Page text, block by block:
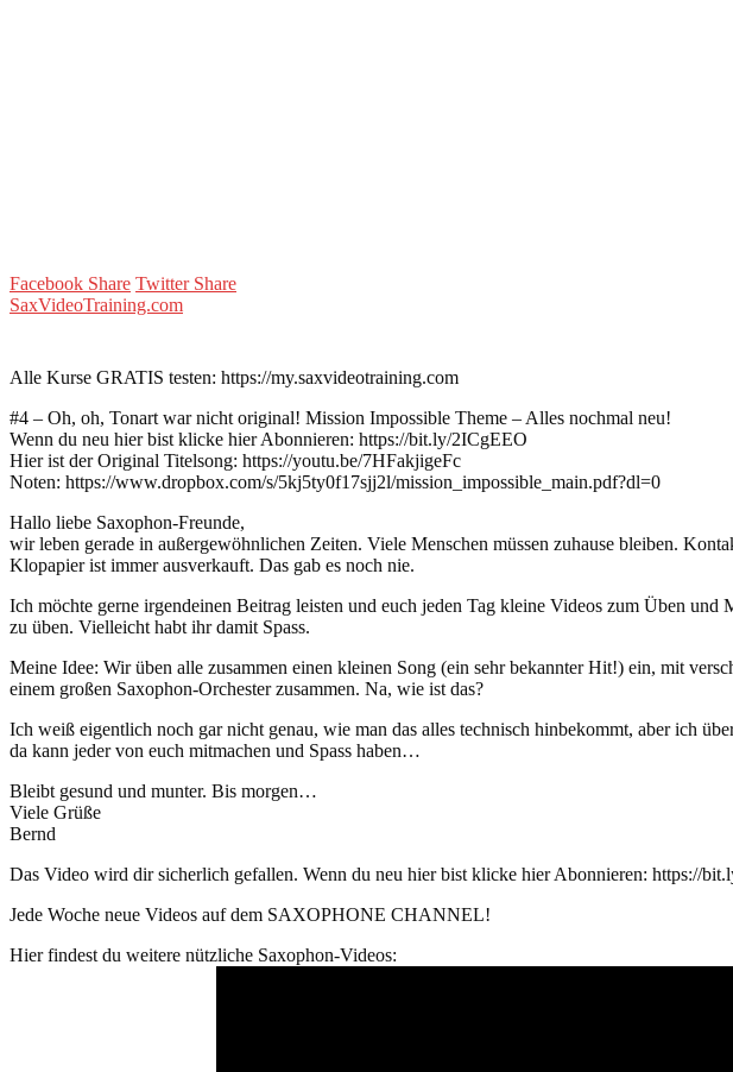
Facebook Share Twitter Share
SaxVideoTraining.com
Alle Kurse GRATIS testen: https://my.saxvideotraining.com
#4 – Oh, oh, Tonart war nicht original! Mission Impossible Theme – Alles nochmal neu!
Wenn du neu hier bist klicke hier Abonnieren: https://bit.ly/2ICgEEO
Hier ist der Original Titelsong: https://youtu.be/7HFakjigeFc
Noten: https://www.dropbox.com/s/5kj5ty0f17sjj2l/mission_impossible_main.pdf?dl=0
Hallo liebe Saxophon-Freunde,
wir leben gerade in außergewöhnlichen Zeiten. Viele Menschen müssen zuhause bleiben.
Klopapier ist immer ausverkauft. Das gab es noch nie.
Ich möchte gerne irgendeinen Beitrag leisten und euch jeden Tag kleine Videos zum Üben
zu üben. Vielleicht habt ihr damit Spass.
Meine Idee: Wir üben alle zusammen einen kleinen Song (ein sehr bekannter Hit!) ein, mit
einem großen Saxophon-Orchester zusammen. Na, wie ist das?
Ich weiß eigentlich noch gar nicht genau, wie man das alles technisch hinbekommt, aber ich
da kann jeder von euch mitmachen und Spass haben…
Bleibt gesund und munter. Bis morgen…
Viele Grüße
Bernd
Das Video wird dir sicherlich gefallen. Wenn du neu hier bist klicke hier Abonnieren: https://
Jede Woche neue Videos auf dem SAXOPHONE CHANNEL!
Hier findest du weitere nützliche Saxophon-Videos: